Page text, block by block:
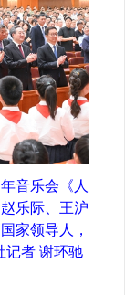
音乐会《人
乐际、王沪
家领导人，
记者 谢环驰